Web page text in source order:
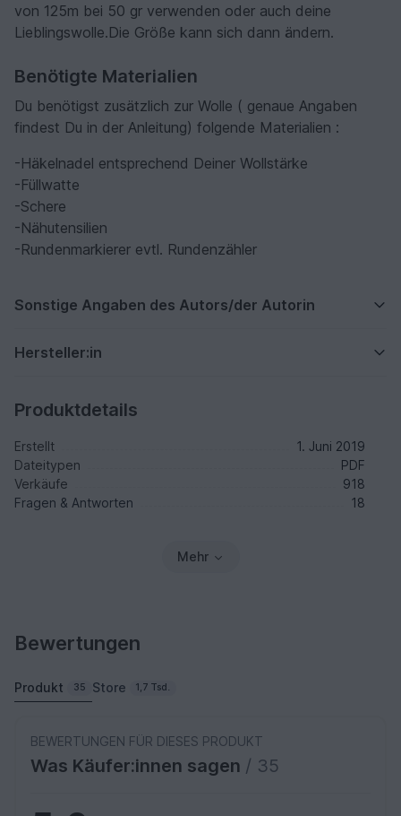
von 125m bei 50 gr verwenden oder auch deine
Lieblingswolle.Die Größe kann sich dann ändern.
Benötigte Materialien
Du benötigst zusätzlich zur Wolle ( genaue Angaben
findest Du in der Anleitung) folgende Materialien :
-Häkelnadel entsprechend Deiner Wollstärke
-Füllwatte
-Schere
-Nähutensilien
-Rundenmarkierer evtl. Rundenzähler
Sonstige Angaben des Autors/der Autorin
Hersteller:in
Produktdetails
Erstellt
1. Juni 2019
Dateitypen
PDF
Verkäufe
918
Fragen & Antworten
18
Mehr
Bewertungen
Produkt 35 Store 1,7 Tsd.
BEWERTUNGEN FÜR DIESES PRODUKT
Was Käufer:innen sagen / 35